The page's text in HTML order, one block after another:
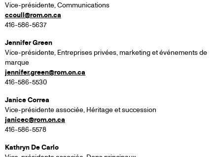
Vice-présidente, Communications
ccoull@rom.on.ca
416-586-5637
Jennifer Green
Vice-présidente, Entreprises privées, marketing et événements de
marque
jennifer.green@rom.on.ca
416-586-5530
Janice Correa
Vice-présidente associée, Héritage et succession
janicec@rom.on.ca
416-586-5578
Kathryn De Carlo